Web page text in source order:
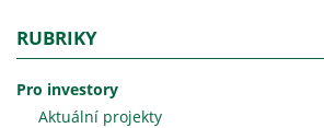
RUBRIKY
Pro investory
Aktuální projekty